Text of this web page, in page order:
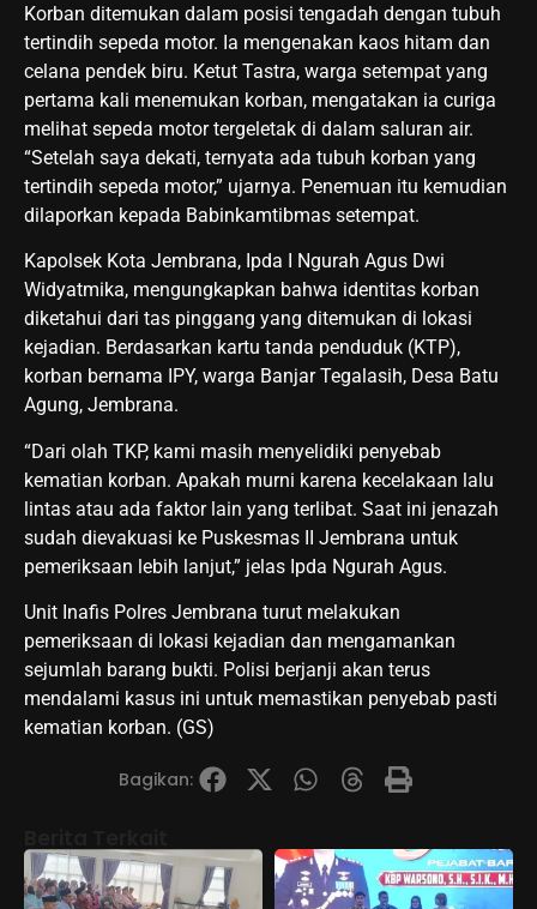
Korban ditemukan dalam posisi tengadah dengan tubuh
tertindih sepeda motor. Ia mengenakan kaos hitam dan
celana pendek biru. Ketut Tastra, warga setempat yang
pertama kali menemukan korban, mengatakan ia curiga
melihat sepeda motor tergeletak di dalam saluran air.
“Setelah saya dekati, ternyata ada tubuh korban yang
tertindih sepeda motor,” ujarnya. Penemuan itu kemudian
dilaporkan kepada Babinkamtibmas setempat.
Kapolsek Kota Jembrana, Ipda I Ngurah Agus Dwi
Widyatmika, mengungkapkan bahwa identitas korban
diketahui dari tas pinggang yang ditemukan di lokasi
kejadian. Berdasarkan kartu tanda penduduk (KTP),
korban bernama IPY, warga Banjar Tegalasih, Desa Batu
Agung, Jembrana.
“Dari olah TKP, kami masih menyelidiki penyebab
kematian korban. Apakah murni karena kecelakaan lalu
lintas atau ada faktor lain yang terlibat. Saat ini jenazah
sudah dievakuasi ke Puskesmas II Jembrana untuk
pemeriksaan lebih lanjut,” jelas Ipda Ngurah Agus.
Unit Inafis Polres Jembrana turut melakukan
pemeriksaan di lokasi kejadian dan mengamankan
sejumlah barang bukti. Polisi berjanji akan terus
mendalami kasus ini untuk memastikan penyebab pasti
kematian korban. (GS)
Bagikan: